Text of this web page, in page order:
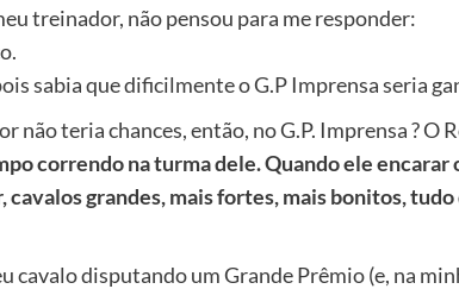
treinador, não pensou para me responder:
sabia que dificilmente o G.P Imprensa seria
não teria chances, então, no G.P. Imprensa ?
correndo na turma dele. Quando ele
cavalos grandes, mais fortes, mais bonitos,
cavalo disputando um Grande Prêmio (e, na